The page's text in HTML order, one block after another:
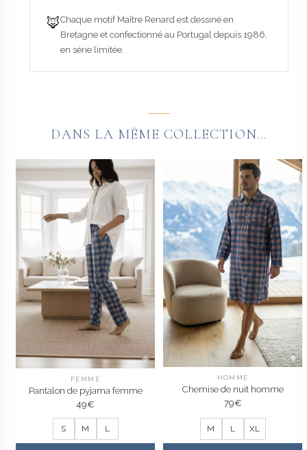
🦊Chaque motif Maître Renard est dessiné en
Bretagne et confectionné au Portugal depuis 1986,
en série limitée.
DANS LA MÊME COLLECTION...
FEMME
Pantalon de pyjama femme
49€
S M L
HOMME
Chemise de nuit homme
79€
M L XL